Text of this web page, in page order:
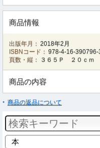
商品情報
出版年月： 2018年2月
ISBNコード： 978-4-16-390796-
頁数・縦：
３６５Ｐ ２０ｃｍ
商品の内容
商品の返品について